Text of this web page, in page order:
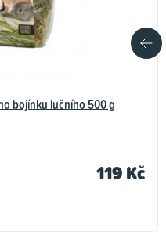
bojínku lučního 500 g
119 Kč